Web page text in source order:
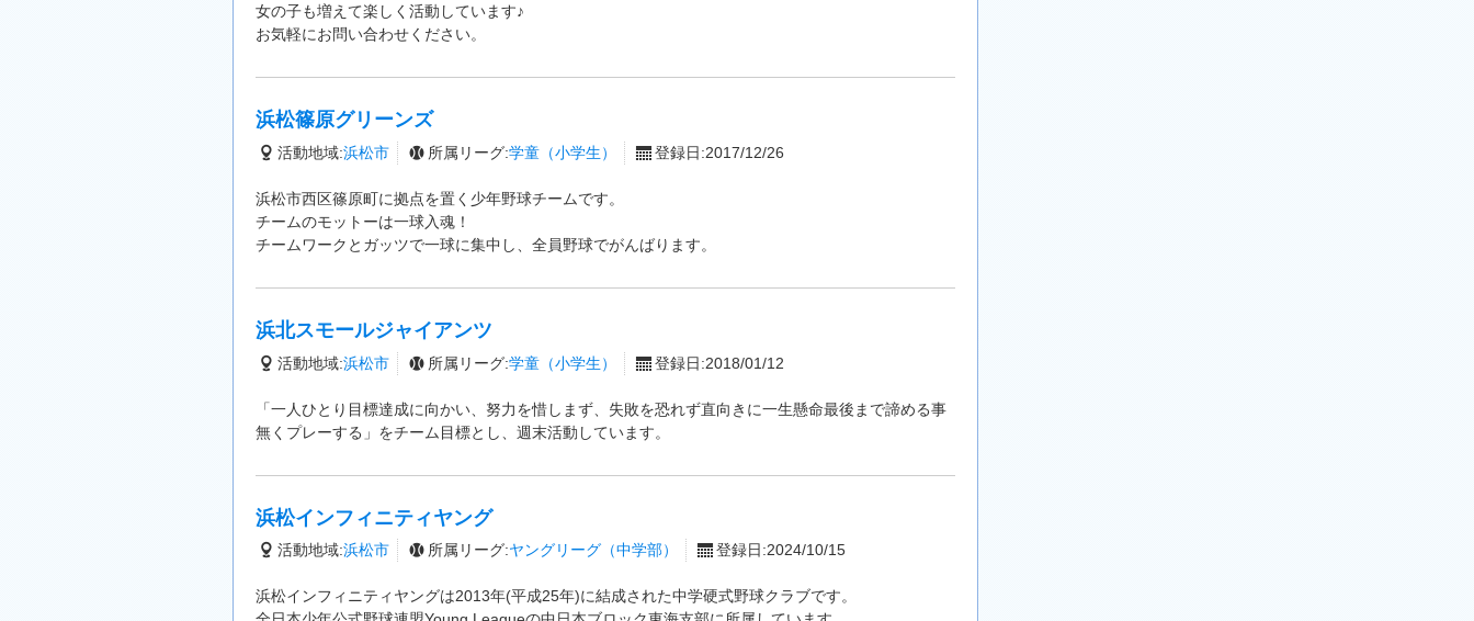
女の子も増えて楽しく活動しています♪
お気軽にお問い合わせください。
浜松篠原グリーンズ
活動地域:浜松市 所属リーグ:学童（小学生） 登録日:2017/12/26
浜松市西区篠原町に拠点を置く少年野球チームです。
チームのモットーは一球入魂！
チームワークとガッツで一球に集中し、全員野球でがんばります。
浜北スモールジャイアンツ
活動地域:浜松市 所属リーグ:学童（小学生） 登録日:2018/01/12
「一人ひとり目標達成に向かい、努力を惜しまず、失敗を恐れず直向きに一生懸命最後まで諦める事
無くプレーする」をチーム目標とし、週末活動しています。
浜松インフィニティヤング
活動地域:浜松市 所属リーグ:ヤングリーグ（中学部） 登録日:2024/10/15
浜松インフィニティヤングは2013年(平成25年)に結成された中学硬式野球クラブです。